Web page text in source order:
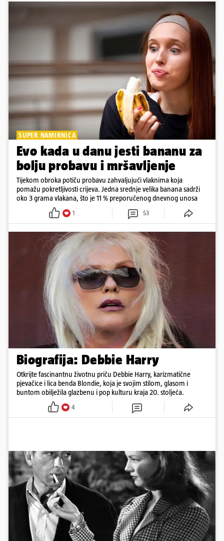
SUPER NAMIRNICA
Evo kada u danu jesti bananu za
bolju probavu i mršavljenje
Tijekom obroka potiču probavu zahvaljujući vlaknima koja
pomažu pokretljivosti crijeva. Jedna srednje velika banana sadrži
oko 3 grama vlakana, što je 11 % preporučenog dnevnog unosa
1 53
Biografija: Debbie Harry
Otkrijte fascinantnu životnu priču Debbie Harry, karizmatične
pjevačice i lica benda Blondie, koja je svojim stilom, glasom i
buntom obilježila glazbenu i pop kulturu kraja 20. stoljeća.
4